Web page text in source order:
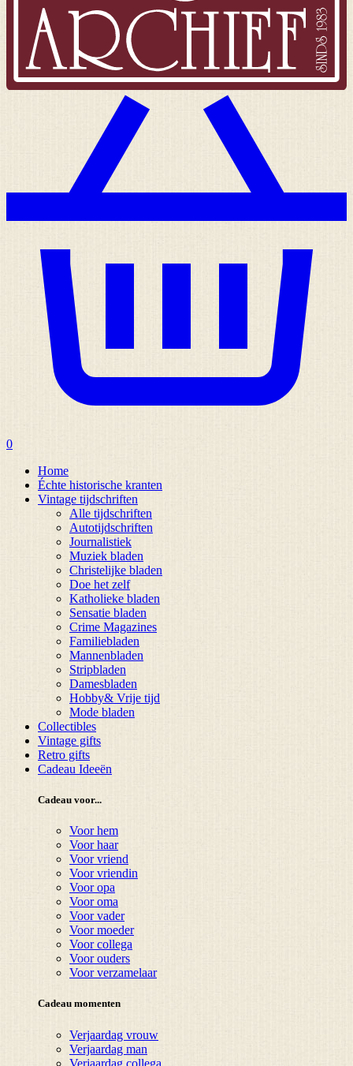
0
Home
Échte historische kranten
Vintage tijdschriften
Alle tijdschriften
Autotijdschriften
Journalistiek
Muziek bladen
Christelijke bladen
Doe het zelf
Katholieke bladen
Sensatie bladen
Crime Magazines
Familiebladen
Mannenbladen
Stripbladen
Damesbladen
Hobby& Vrije tijd
Mode bladen
Collectibles
Vintage gifts
Retro gifts
Cadeau Ideeën
Cadeau voor...
Voor hem
Voor haar
Voor vriend
Voor vriendin
Voor opa
Voor oma
Voor vader
Voor moeder
Voor collega
Voor ouders
Voor verzamelaar
Cadeau momenten
Verjaardag vrouw
Verjaardag man
Verjaardag collega